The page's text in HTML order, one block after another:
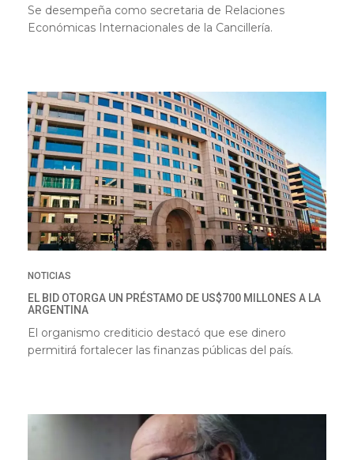
Se desempeña como secretaria de Relaciones
Económicas Internacionales de la Cancillería.
NOTICIAS
EL BID OTORGA UN PRÉSTAMO DE US$700 MILLONES A LA
ARGENTINA
El organismo crediticio destacó que ese dinero
permitirá fortalecer las finanzas públicas del país.